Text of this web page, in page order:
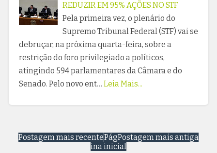
REDUZIR EM 95% AÇÕES NO STF
Pela primeira vez, o plenário do
Supremo Tribunal Federal (STF) vai se
debruçar, na próxima quarta-feira, sobre a
restrição do foro privilegiado a políticos,
atingindo 594 parlamentares da Câmara e do
Senado. Pelo novo ent… Leia Mais...
Postagem mais recente Postagem mais antiga
Pág
ina inicial